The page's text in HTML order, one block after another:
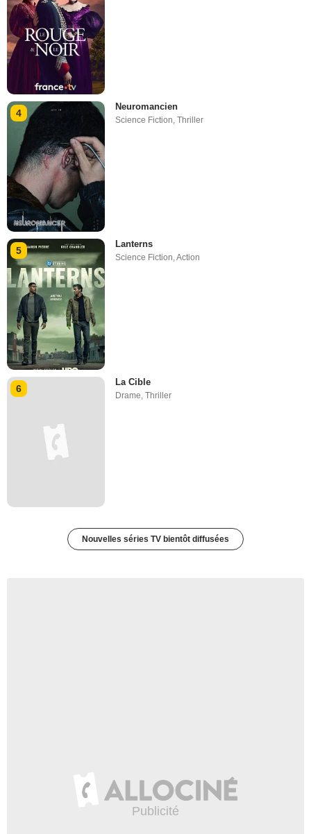
4
Neuromancien
Science Fiction,Thriller
5
Lanterns
Science Fiction,Action
6
La Cible
Drame ,Thriller
Nouvelles séries TV bientôt diffusées